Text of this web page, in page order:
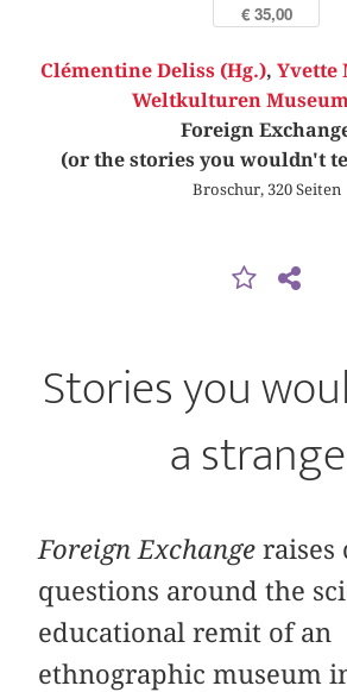
€ 35,00
Clémentine Deliss (Hg.), Yvette
Weltkulturen
Foreign
(or the stories you wouldn't
Broschur, 320 Seiten
Stories you
a
Foreign Exchange raises
questions around the
educational remit of an
ethnographic museum